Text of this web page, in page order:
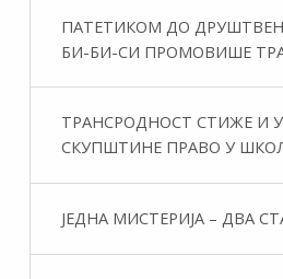
ПАТЕТИКОМ ДО
БИ-БИ-СИ ПРОМОВИШЕ
ТРАНСРОДНОСТ СТИЖЕ И У
СКУПШТИНЕ ПРАВО У
ЈЕДНА МИСТЕРИЈА – ДВА